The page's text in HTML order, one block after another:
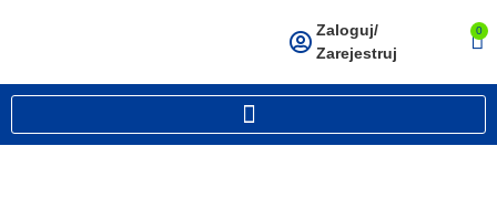
Zaloguj/
Zarejestruj
0